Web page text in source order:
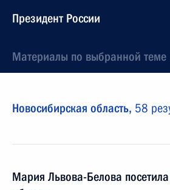
Президент России
Материалы по выбранной теме
Новосибирская область, 58
Мария Львова-Белова